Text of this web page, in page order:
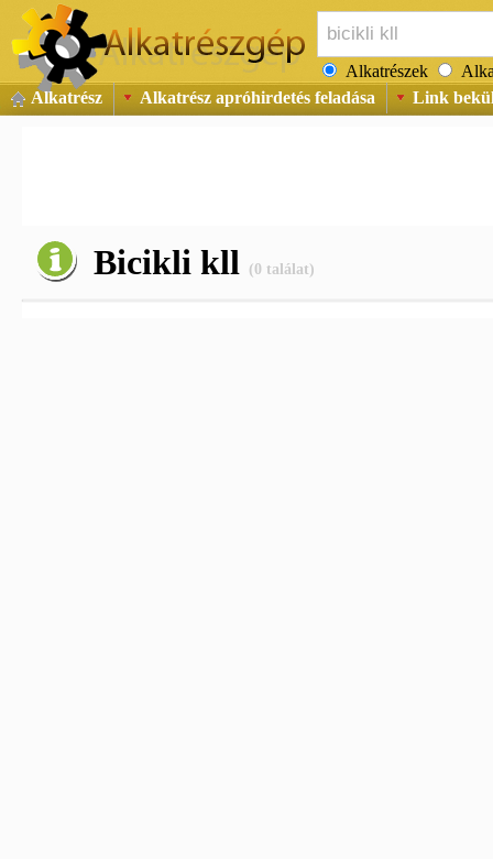
Alkatrészek
Alkatrész
Alkatrész apróhirdetés feladása Link
Bicikli kll (0 találat)